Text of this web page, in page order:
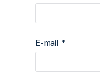
E-mail *